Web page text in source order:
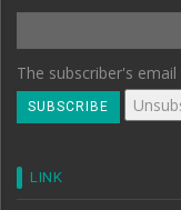
The subscriber's email
LINK